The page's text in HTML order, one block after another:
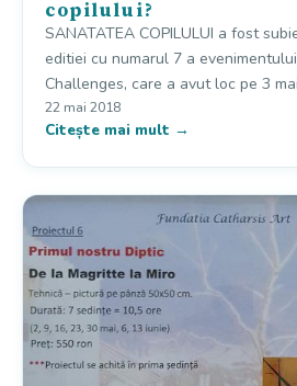
copilului?
SANATATEA COPILULUI a fost
editiei cu numarul 7 a evenimentului
Challenges, care a avut loc pe 3
22 mai 2018
Citește mai mult →